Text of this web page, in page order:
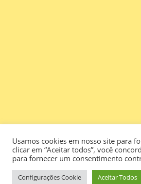
Usamos cookies em nosso site para
clicar em “Aceitar todos”, você
para fornecer um consentimento
Configurações Cookie Aceitar Todos